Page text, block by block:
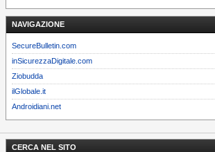
NAVIGAZIONE
SecureBulletin.com
inSicurezzaDigitale.com
Ziobudda
ilGlobale.it
Androidiani.net
CERCA NEL SITO